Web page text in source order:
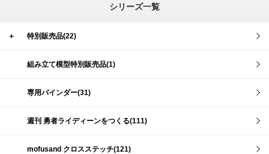
シリーズ一覧
＋ 特別販売品(22)
組み立て模型特別販売品(1)
専用バインダー(31)
週刊 勇者ライディーンをつくる(111)
mofusand クロスステッチ(121)